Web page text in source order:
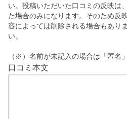
い。投稿いただいた口コミの反映は
た場合のみになります。そのため反
容によっては削除される場合もあり
い。
（※）名前が未記入の場合は「匿名
口コミ本文